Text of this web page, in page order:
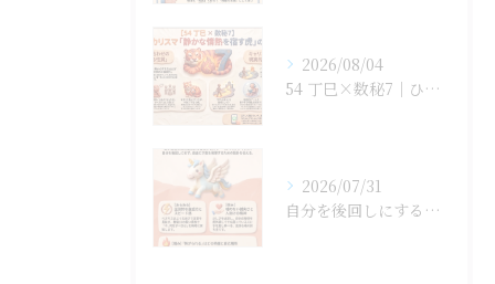
2026/08/04
54 丁巳×数秘7｜ひとりで抱え込まない生き方
2026/07/31
自分を後回しにするのをやめると人生が変わる！